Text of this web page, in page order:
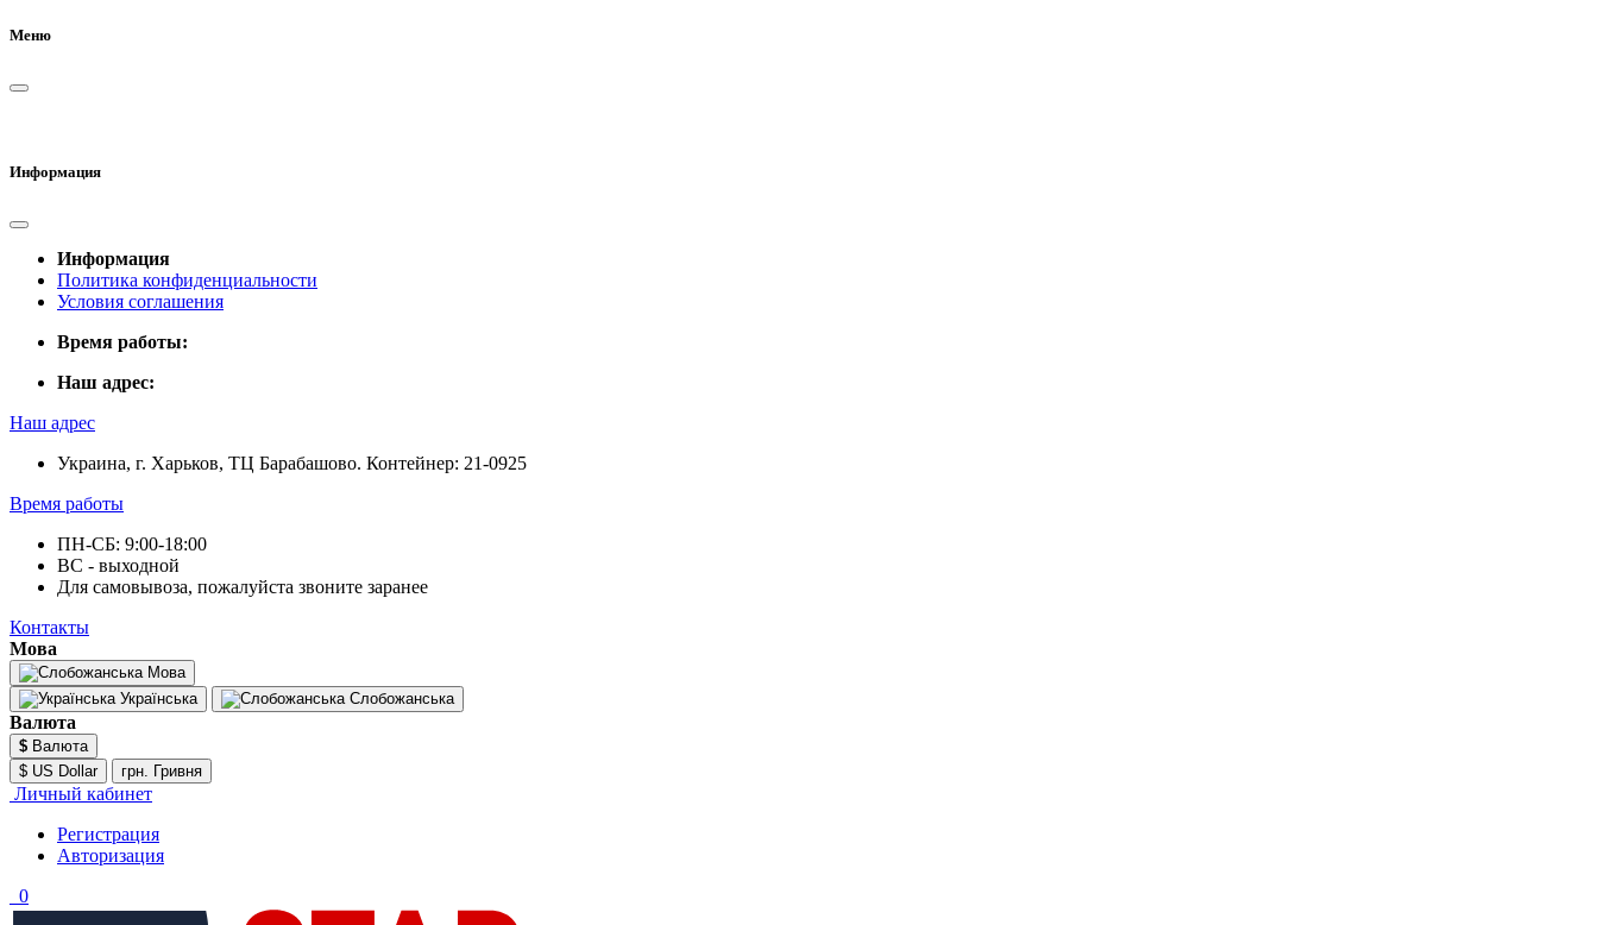
Меню
Информация
Информация
Политика конфиденциальности
Условия соглашения
Время работы:
Наш адрес:
Наш адрес
Украина, г. Харьков, ТЦ Барабашово. Контейнер: 21-0925
Время работы
ПН-СБ: 9:00-18:00
ВС - выходной
Для самовывоза, пожалуйста звоните заранее
Контакты
Мова
Мова
Українська
Слобожанська
Валюта
$ Валюта
$ US Dollar
грн. Гривня
Личный кабинет
Регистрация
Авторизация
0